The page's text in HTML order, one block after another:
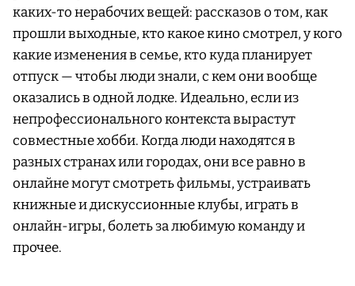
каких-то нерабочих вещей: рассказов о том, как
прошли выходные, кто какое кино смотрел, у кого
какие изменения в семье, кто куда планирует
отпуск — чтобы люди знали, с кем они вообще
оказались в одной лодке. Идеально, если из
непрофессионального контекста вырастут
совместные хобби. Когда люди находятся в
разных странах или городах, они все равно в
онлайне могут смотреть фильмы, устраивать
книжные и дискуссионные клубы, играть в
онлайн-игры, болеть за любимую команду и
прочее.